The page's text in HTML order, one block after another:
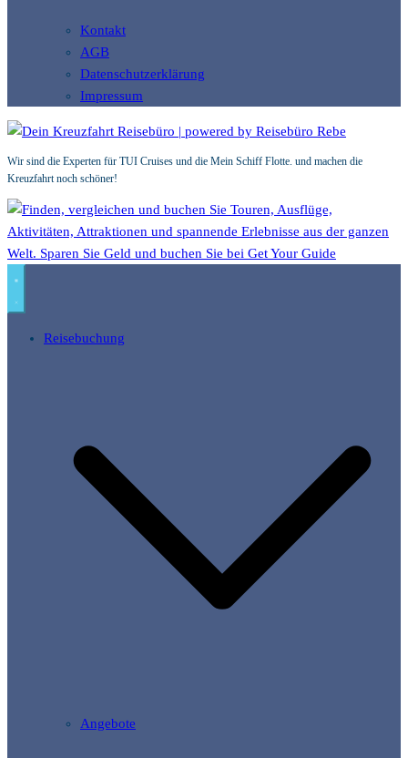
Kontakt
AGB
Datenschutzerklärung
Impressum
Wir sind die Experten für TUI Cruises und die Mein Schiff Flotte. und machen die
Kreuzfahrt noch schöner!
Reisebuchung
Angebote